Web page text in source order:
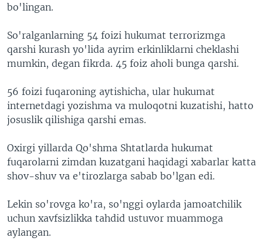
bo'lingan.
So'ralganlarning 54 foizi hukumat terrorizmga
qarshi kurash yo'lida ayrim erkinliklarni cheklashi
mumkin, degan fikrda. 45 foiz aholi bunga qarshi.
56 foizi fuqaroning aytishicha, ular hukumat
internetdagi yozishma va muloqotni kuzatishi, hatto
josuslik qilishiga qarshi emas.
Oxirgi yillarda Qo'shma Shtatlarda hukumat
fuqarolarni zimdan kuzatgani haqidagi xabarlar katta
shov-shuv va e'tirozlarga sabab bo'lgan edi.
Lekin so'rovga ko'ra, so'nggi oylarda jamoatchilik
uchun xavfsizlikka tahdid ustuvor muammoga
aylangan.